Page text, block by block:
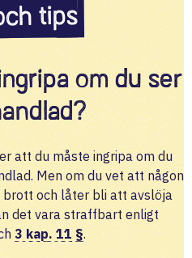
tips
om du ser
att du måste ingripa om du
Men om du vet att någon
och låter bli att avslöja
det vara straffbart enligt
3 kap. 11 §.